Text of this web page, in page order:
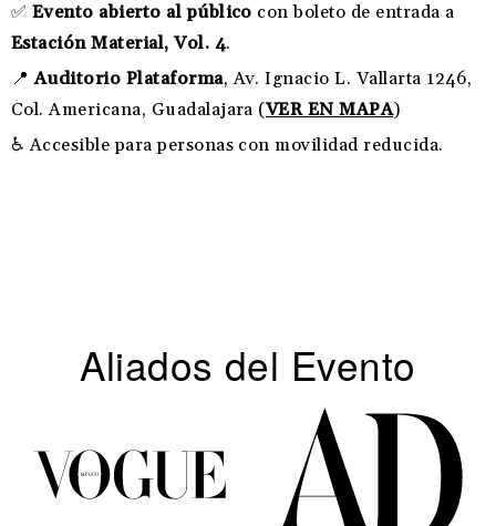
✅ Evento abierto al público con boleto de entrada a
Estación Material, Vol. 4.
📍Auditorio Plataforma, Av. Ignacio L. Vallarta 1246,
Col. Americana, Guadalajara (VER EN MAPA)
♿ Accesible para personas con movilidad reducida.
Aliados del Evento